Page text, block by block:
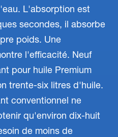
L'absorption est
secondes, il absorbe
poids. Une
l'efficacité. Neuf
pour huile Premium
trente-six litres d'huile.
conventionnel ne
qu'environ dix-huit
de moins de